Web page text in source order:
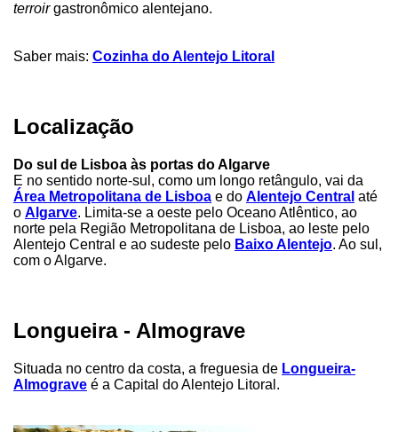
terroirgastronômico alentejano.
Saber mais: Cozinha do Alentejo Litoral
Localização
Do sul de Lisboa às portas do Algarve
E no sentido norte-sul, como um longo retângulo, vai da
Área Metropolitana de Lisboa e do Alentejo Central até
o Algarve. Limita-se a oeste pelo Oceano Atlêntico, ao
norte pela Região Metropolitana de Lisboa, ao leste pelo
Alentejo Central e ao sudeste pelo Baixo Alentejo. Ao sul,
com o Algarve.
Longueira - Almograve
Situada no centro da costa, a freguesia de Longueira-
Almograve é a Capital do Alentejo Litoral.